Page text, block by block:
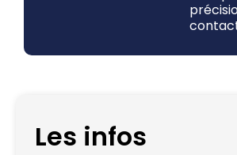
Les infos